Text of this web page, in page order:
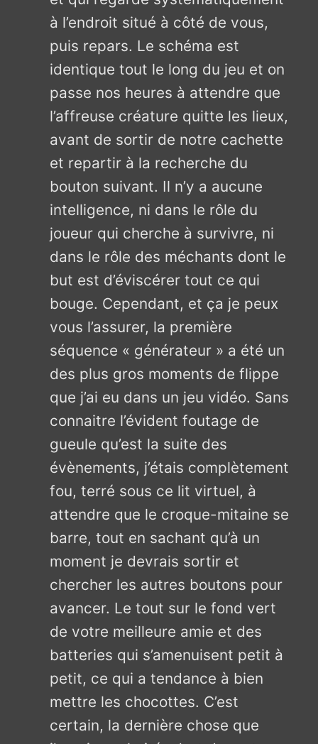
à l’endroit situé à côté de vous,
puis repars. Le schéma est
identique tout le long du jeu et on
passe nos heures à attendre que
l’affreuse créature quitte les lieux,
avant de sortir de notre cachette
et repartir à la recherche du
bouton suivant. Il n’y a aucune
intelligence, ni dans le rôle du
joueur qui cherche à survivre, ni
dans le rôle des méchants dont le
but est d’éviscérer tout ce qui
bouge. Cependant, et ça je peux
vous l’assurer, la première
séquence « générateur » a été un
des plus gros moments de flippe
que j’ai eu dans un jeu vidéo. Sans
connaitre l’évident foutage de
gueule qu’est la suite des
évènements, j’étais complètement
fou, terré sous ce lit virtuel, à
attendre que le croque-mitaine se
barre, tout en sachant qu’à un
moment je devrais sortir et
chercher les autres boutons pour
avancer. Le tout sur le fond vert
de votre meilleure amie et des
batteries qui s’amenuisent petit à
petit, ce qui a tendance à bien
mettre les chocottes. C’est
certain, la dernière chose que